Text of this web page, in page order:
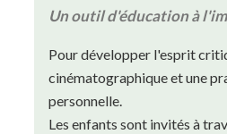
Un outil d'éducation à
Pour développer l'esprit
cinématographique et une
personnelle.
Les enfants sont invités à